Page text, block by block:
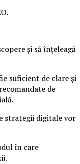
și să înțeleagă
suficient de clare și
de
strategii digitale vor
în care